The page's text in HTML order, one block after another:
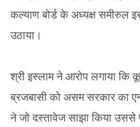
कल्याण बोर्ड के अध्यक्ष समीरुल
उठाया।
श्री इस्लाम ने आरोप लगाया कि
ब्रजबासी को असम सरकार का
ने जो दस्तावेज साझा किया उससे